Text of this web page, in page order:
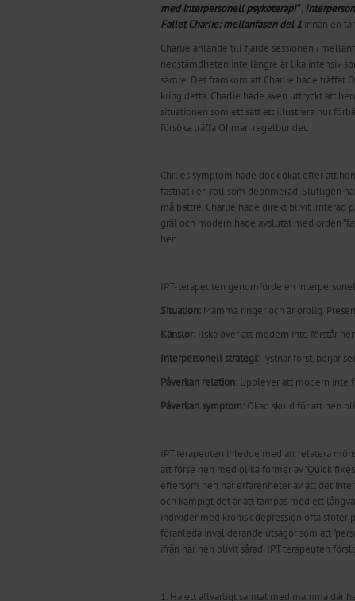
med interpersonell psykoterapi”,
Fallet Charlie: mellanfasen del 1 innan en
Charlie anlände till fjärde sessionen i
nedstämdheten inte längre är lika intensiv
sämre. Det framkom att Charlie hade träffat
kring detta. Charlie hade även uttryckt att
situationen som ett sätt att illustrera hur
försöka träffa Ohman regelbundet.
Chrlies symptom hade dock ökat efter att
fastnat i en roll som deprimerad. Slutligen
må bättre. Charlie hade direkt blivit
gräl och modern hade avslutat med orden
hen.
IPT-terapeuten genomförde en
Situation: Mamma ringer och är orolig.
Känslor: Ilska över att modern inte förstår
Interpersonell strategi:Tystnar först, börjar
Påverkan relation: Upplever att modern inte
Påverkan symptom: Ökad skuld för att hen
IPT terapeuten inledde med att relatera
att förse hen med olika former av ”Quick
eftersom hen har erfarenheter av att det
och kämpigt det är att tampas med ett
individer med kronisk depression ofta
föranleda invaliderande utsagor som att
ifrån när hen blivit sårad. IPT terapeuten
1. Ha ett allvarligt samtal med mamma där